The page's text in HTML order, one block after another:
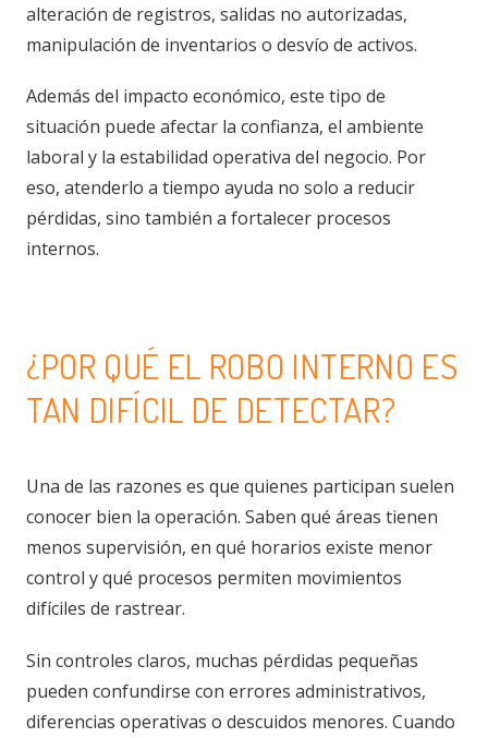
alteración de registros, salidas no autorizadas,
manipulación de inventarios o desvío de activos.
Además del impacto económico, este tipo de
situación puede afectar la confianza, el ambiente
laboral y la estabilidad operativa del negocio. Por
eso, atenderlo a tiempo ayuda no solo a reducir
pérdidas, sino también a fortalecer procesos
internos.
¿POR QUÉ EL ROBO INTERNO ES
TAN DIFÍCIL DE DETECTAR?
Una de las razones es que quienes participan suelen
conocer bien la operación. Saben qué áreas tienen
menos supervisión, en qué horarios existe menor
control y qué procesos permiten movimientos
difíciles de rastrear.
Sin controles claros, muchas pérdidas pequeñas
pueden confundirse con errores administrativos,
diferencias operativas o descuidos menores. Cuando